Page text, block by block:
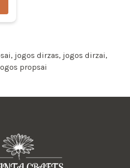
, jogos dirzas, jogos dirzai,
propsai